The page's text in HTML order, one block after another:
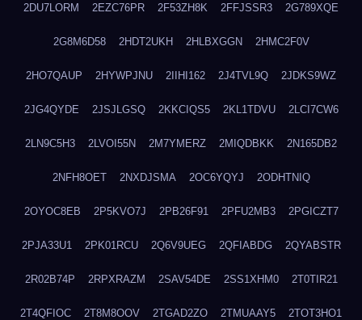
2DU7LORM 2EZC76PR 2F53ZH8K 2FFJSSR3 2G789XQE
2G8M6D58 2HDT2UKH 2HLBXGGN 2HMC2F0V
2HO7QAUP 2HYWPJNU 2IIHI162 2J4TVL9Q 2JDKS9WZ
2JG4QYDE 2JSJLGSQ 2KKCIQS5 2KL1TDVU 2LCI7CW6
2LN9C5H3 2LVOI55N 2M7YMERZ 2MIQDBKK 2N165DB2
2NFH8OET 2NXDJSMA 2OC6YQYJ 2ODHTNIQ
2OYOC8EB 2P5KVO7J 2PB26F91 2PFU2MB3 2PGICZT7
2PJA33U1 2PK01RCU 2Q6V9UEG 2QFIABDG 2QYABSTR
2R02B74P 2RPXRAZM 2SAV54DE 2SS1XHM0 2T0TIR21
2T4QFIOC 2T8M8OOV 2TGAD2ZO 2TMUAAY5 2TOT3HO1